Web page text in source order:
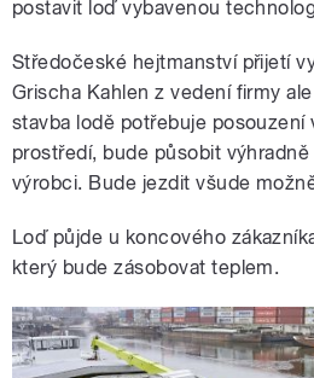
postavit loď vybavenou
Středočeské hejtmanství přijetí
Grischa Kahlen z vedení firmy
stavba lodě potřebuje posouzení
prostředí, bude působit
výrobci. Bude jezdit všude
Loď půjde u koncového
který bude zásobovat teplem.